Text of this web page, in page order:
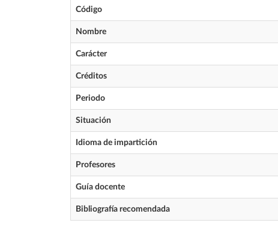
Código
Nombre
Carácter
Créditos
Periodo
Situación
Idioma de impartición
Profesores
Guía docente
Bibliografía recomendada